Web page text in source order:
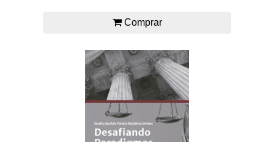
Comprar